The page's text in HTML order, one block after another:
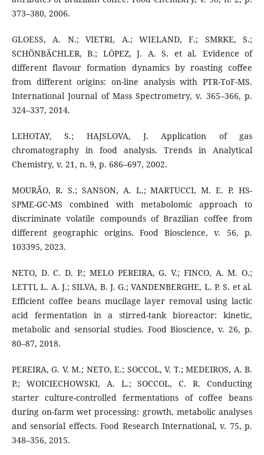
373–380, 2006.
GLOESS, A. N.; VIETRI, A.; WIELAND, F.; SMRKE, S.;
SCHÖNBÄCHLER, B.; LÓPEZ, J. A. S. et al. Evidence of
different flavour formation dynamics by roasting coffee
from different origins: on-line analysis with PTR-ToF-MS.
International Journal of Mass Spectrometry, v. 365–366, p.
324–337, 2014.
LEHOTAY, S.; HAJSLOVA, J. Application of gas
chromatography in food analysis. Trends in Analytical
Chemistry, v. 21, n. 9, p. 686–697, 2002.
MOURÃO, R. S.; SANSON, A. L.; MARTUCCI, M. E. P. HS-
SPME-GC-MS combined with metabolomic approach to
discriminate volatile compounds of Brazilian coffee from
different geographic origins. Food Bioscience, v. 56, p.
103395, 2023.
NETO, D. C. D. P.; MELO PEREIRA, G. V.; FINCO, A. M. O.;
LETTI, L. A. J.; SILVA, B. J. G.; VANDENBERGHE, L. P. S. et al.
Efficient coffee beans mucilage layer removal using lactic
acid fermentation in a stirred-tank bioreactor: kinetic,
metabolic and sensorial studies. Food Bioscience, v. 26, p.
80–87, 2018.
PEREIRA, G. V. M.; NETO, E.; SOCCOL, V. T.; MEDEIROS, A. B.
P.; WOICIECHOWSKI, A. L.; SOCCOL, C. R. Conducting
starter culture-controlled fermentations of coffee beans
during on-farm wet processing: growth, metabolic analyses
and sensorial effects. Food Research International, v. 75, p.
348–356, 2015.